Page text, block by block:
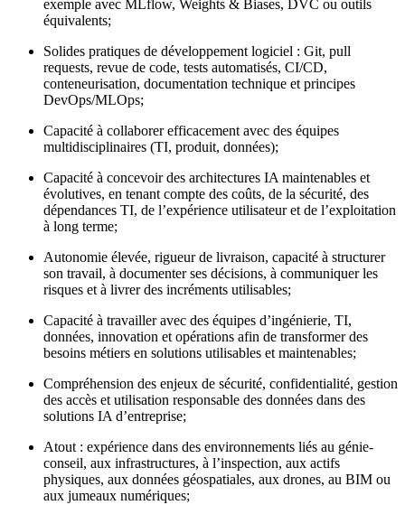
exemple avec MLflow, Weights & Biases, DVC ou outils
équivalents;
Solides pratiques de développement logiciel : Git, pull
requests, revue de code, tests automatisés, CI/CD,
conteneurisation, documentation technique et principes
DevOps/MLOps;
Capacité à collaborer efficacement avec des équipes
multidisciplinaires (TI, produit, données);
Capacité à concevoir des architectures IA maintenables et
évolutives, en tenant compte des coûts, de la sécurité, des
dépendances TI, de l’expérience utilisateur et de l’exploitation
à long terme;
Autonomie élevée, rigueur de livraison, capacité à structurer
son travail, à documenter ses décisions, à communiquer les
risques et à livrer des incréments utilisables;
Capacité à travailler avec des équipes d’ingénierie, TI,
données, innovation et opérations afin de transformer des
besoins métiers en solutions utilisables et maintenables;
Compréhension des enjeux de sécurité, confidentialité, gestion
des accès et utilisation responsable des données dans des
solutions IA d’entreprise;
Atout : expérience dans des environnements liés au génie-
conseil, aux infrastructures, à l’inspection, aux actifs
physiques, aux données géospatiales, aux drones, au BIM ou
aux jumeaux numériques;